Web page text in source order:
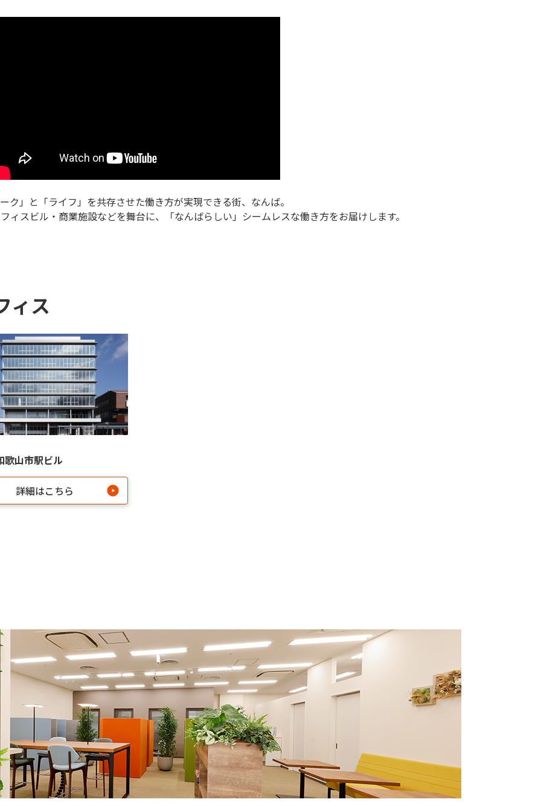
ク」と「ライフ」を共存させた働き方が実現できる街、なんば。
ィスビル・商業施設などを舞台に、「なんばらしい」シームレスな働き方をお届けします。
ィス
歌山市駅ビル
詳細はこちら